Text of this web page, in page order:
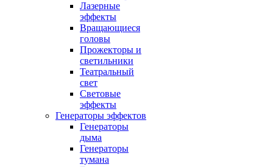
Лазерные
эффекты
Вращающиеся
головы
Прожекторы и
светильники
Театральный
свет
Световые
эффекты
Генераторы эффектов
Генераторы
дыма
Генераторы
тумана